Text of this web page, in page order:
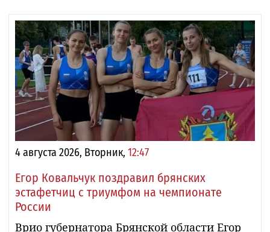
4 августа 2026, Вторник, 12:47
Егор Ковальчук поздравил брянских
эстафетчиц с триумфом на чемпионате
России
Врио губернатора Брянской области Егор